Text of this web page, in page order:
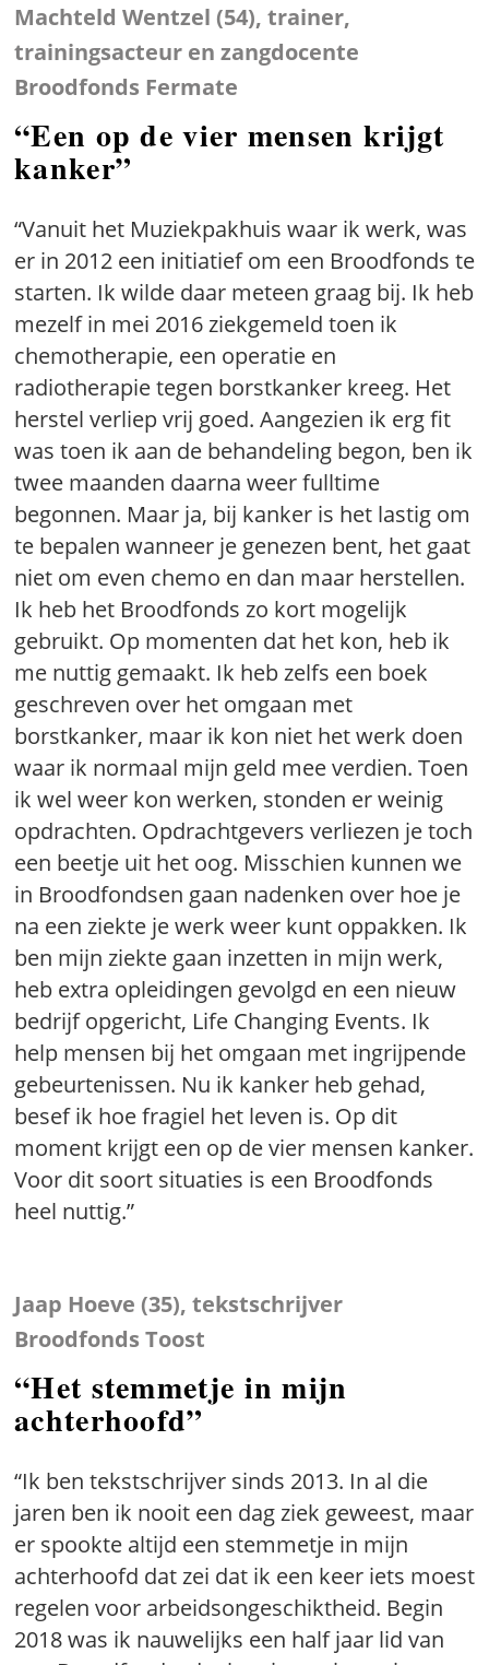
Machteld Wentzel (54), trainer,
trainingsacteur en zangdocente
Broodfonds Fermate
“Een op de vier mensen krijgt
kanker”
“Vanuit het Muziekpakhuis waar ik werk, was
er in 2012 een initiatief om een Broodfonds te
starten. Ik wilde daar meteen graag bij. Ik heb
mezelf in mei 2016 ziekgemeld toen ik
chemotherapie, een operatie en
radiotherapie tegen borstkanker kreeg. Het
herstel verliep vrij goed. Aangezien ik erg fit
was toen ik aan de behandeling begon, ben ik
twee maanden daarna weer fulltime
begonnen. Maar ja, bij kanker is het lastig om
te bepalen wanneer je genezen bent, het gaat
niet om even chemo en dan maar herstellen.
Ik heb het Broodfonds zo kort mogelijk
gebruikt. Op momenten dat het kon, heb ik
me nuttig gemaakt. Ik heb zelfs een boek
geschreven over het omgaan met
borstkanker, maar ik kon niet het werk doen
waar ik normaal mijn geld mee verdien. Toen
ik wel weer kon werken, stonden er weinig
opdrachten. Opdrachtgevers verliezen je toch
een beetje uit het oog. Misschien kunnen we
in Broodfondsen gaan nadenken over hoe je
na een ziekte je werk weer kunt oppakken. Ik
ben mijn ziekte gaan inzetten in mijn werk,
heb extra opleidingen gevolgd en een nieuw
bedrijf opgericht, Life Changing Events. Ik
help mensen bij het omgaan met ingrijpende
gebeurtenissen. Nu ik kanker heb gehad,
besef ik hoe fragiel het leven is. Op dit
moment krijgt een op de vier mensen kanker.
Voor dit soort situaties is een Broodfonds
heel nuttig.”
Jaap Hoeve (35), tekstschrijver
Broodfonds Toost
“Het stemmetje in mijn
achterhoofd”
“Ik ben tekstschrijver sinds 2013. In al die
jaren ben ik nooit een dag ziek geweest, maar
er spookte altijd een stemmetje in mijn
achterhoofd dat zei dat ik een keer iets moest
regelen voor arbeidsongeschiktheid. Begin
2018 was ik nauwelijks een half jaar lid van